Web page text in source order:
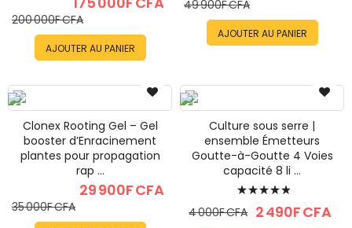
200 000F CFA
AJOUTER AU PANIER
49 900F CFA
AJOUTER AU PANIER
Clonex Rooting Gel – Gel
booster d’Enracinement
plantes pour propagation
rap ...
29 900F CFA
35 000F CFA
Culture sous serre |
ensemble Émetteurs
Goutte-à-Goutte 4 Voies
capacité 8 li ...
Évaluation:
100% 2 490F CFA
4 000F CFA